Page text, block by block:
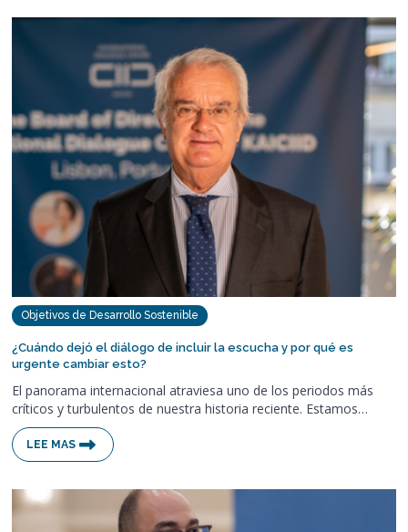
Objetivos de Desarrollo Sostenible
¿Cuándo dejó el diálogo de incluir la escucha y por qué es
urgente cambiar esto?
El panorama internacional atraviesa uno de los periodos más
críticos y turbulentos de nuestra historia reciente. Estamos…
LEE MAS